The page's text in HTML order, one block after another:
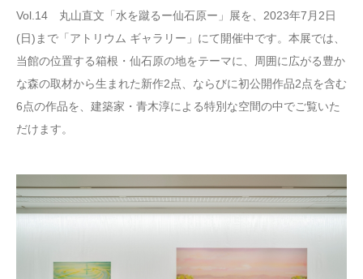
Vol.14 丸山直文「水を蹴るー仙石原ー」展を、2023年7月2日
(日)まで「アトリウム ギャラリー」にて開催中です。本展では、
当館の位置する箱根・仙石原の地をテーマに、周囲に広がる豊か
な森の取材から生まれた新作2点、ならびに初公開作品2点を含む
6点の作品を、建築家・青木淳による特別な空間の中でご覧いた
だけます。